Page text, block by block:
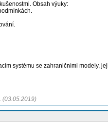
Obsah výuky:
systému se zahraničními modely,
(03.05.2019)